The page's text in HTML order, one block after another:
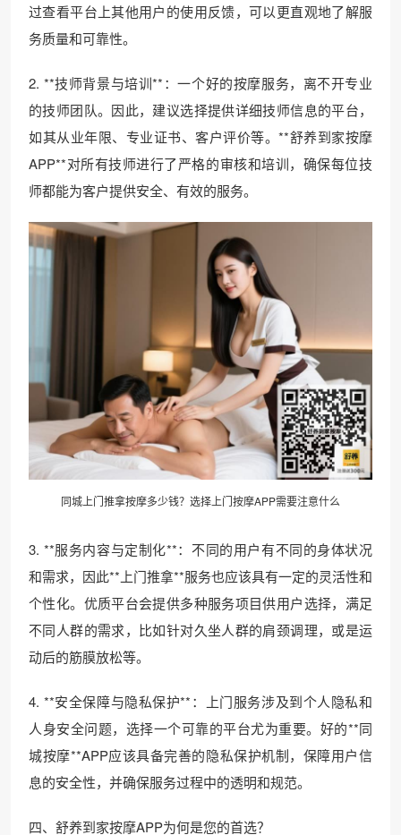
过查看平台上其他用户的使用反馈，可以更直观地了解服
务质量和可靠性。
2. **技师背景与培训**：一个好的按摩服务，离不开专业
的技师团队。因此，建议选择提供详细技师信息的平台，
如其从业年限、专业证书、客户评价等。**舒养到家按摩
APP**对所有技师进行了严格的审核和培训，确保每位技
师都能为客户提供安全、有效的服务。
同城上门推拿按摩多少钱？选择上门按摩APP需要注意什么
3. **服务内容与定制化**：不同的用户有不同的身体状况
和需求，因此**上门推拿**服务也应该具有一定的灵活性和
个性化。优质平台会提供多种服务项目供用户选择，满足
不同人群的需求，比如针对久坐人群的肩颈调理，或是运
动后的筋膜放松等。
4. **安全保障与隐私保护**：上门服务涉及到个人隐私和
人身安全问题，选择一个可靠的平台尤为重要。好的**同
城按摩**APP应该具备完善的隐私保护机制，保障用户信
息的安全性，并确保服务过程中的透明和规范。
四、舒养到家按摩APP为何是您的首选？